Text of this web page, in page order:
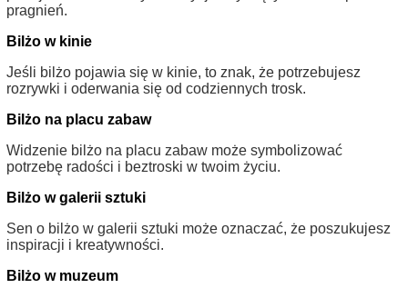
pragnień.
Bilżo w kinie
Jeśli bilżo pojawia się w kinie, to znak, że potrzebujesz
rozrywki i oderwania się od codziennych trosk.
Bilżo na placu zabaw
Widzenie bilżo na placu zabaw może symbolizować
potrzebę radości i beztroski w twoim życiu.
Bilżo w galerii sztuki
Sen o bilżo w galerii sztuki może oznaczać, że poszukujesz
inspiracji i kreatywności.
Bilżo w muzeum